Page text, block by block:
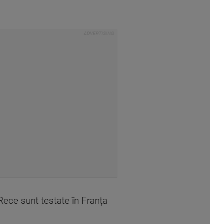
sunt testate în Franța